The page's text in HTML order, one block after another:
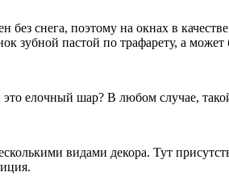
снега, поэтому на окнах в
зубной пастой по трафарету, а
елочный шар? В любом случае,
видами декора. Тут